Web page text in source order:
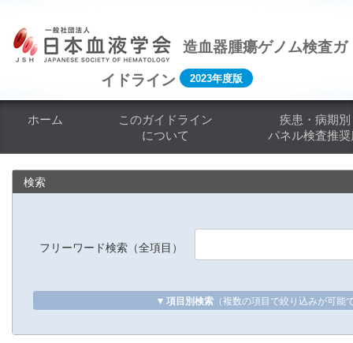
へ
ョ
造血器腫瘍ゲノム検査ガ
イドライン
2023年度版
ホーム
このガイドライン
について
疾患・病期別
パネル検査推
検索
フリーワード検索（全項目）
▾ 項目別検索 （複数の項目で絞り込みが可能